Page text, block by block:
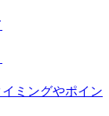
ミングやポイン